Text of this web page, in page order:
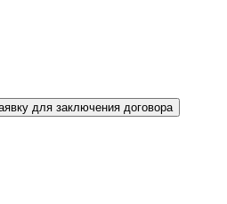
для заключения договора